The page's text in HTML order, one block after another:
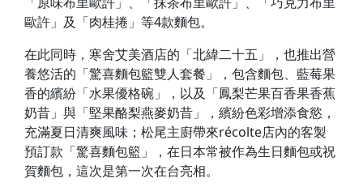
歐許」及「肉桂捲」等4款麵包。
在此同時，寒舍艾美酒店的「北緯二十五」，也推出營
養悠活的「驚喜麵包籃雙人套餐」，包含麵包、藍莓果
香的繽紛「水果優格碗」，以及「鳳梨芒果百香果香蕉
奶昔」與「堅果酪梨燕麥奶昔」，繽紛色彩增添食慾，
充滿夏日清爽風味；松尾主廚帶來récolte店內的客製
預訂款「驚喜麵包籃」，在日本常被作為生日麵包或祝
賀麵包，這次是第一次在台亮相。